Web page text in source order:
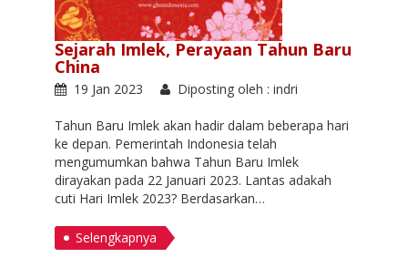
Sejarah Imlek, Perayaan Tahun Baru
China
19 Jan 2023 Diposting oleh : indri
Tahun Baru Imlek akan hadir dalam beberapa hari
ke depan. Pemerintah Indonesia telah
mengumumkan bahwa Tahun Baru Imlek
dirayakan pada 22 Januari 2023. Lantas adakah
cuti Hari Imlek 2023? Berdasarkan…
Selengkapnya